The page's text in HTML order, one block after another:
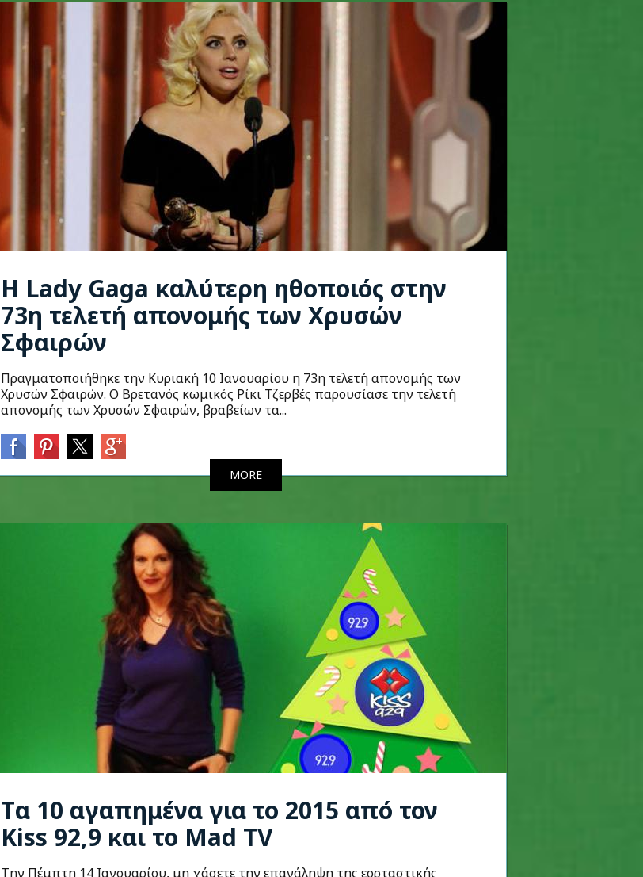
Η Lady Gaga καλύτερη ηθοποιός στην
73η τελετή απονομής των Χρυσών
Σφαιρών
Πραγματοποιήθηκε την Κυριακή 10 Ιανουαρίου η 73η τελετή απονομής των
Χρυσών Σφαιρών. Ο Βρετανός κωμικός Ρίκι Τζερβές παρουσίασε την τελετή
απονομής των Χρυσών Σφαιρών, βραβείων τα...
MORE
Tα 10 αγαπημένα για το 2015 από τον
Kiss 92,9 και το Mad TV
Την Πέμπτη 14 Ιανουαρίου, μη χάσετε την επανάληψη της εορταστικής